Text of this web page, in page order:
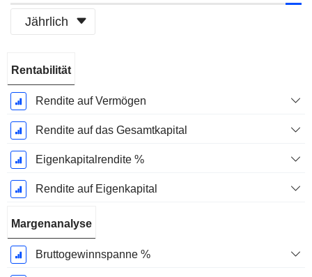
Jährlich
Geschäftsjahres:
Dezember
Rentabilität
Rendite auf Vermögen
Rendite auf das Gesamtkapital
Eigenkapitalrendite %
Rendite auf Eigenkapital
Margenanalyse
Bruttogewinnspanne %